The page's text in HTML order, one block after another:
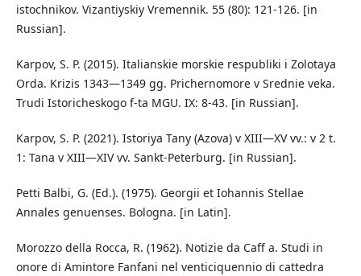
istochnikov. Vizantiyskiy Vremennik. 55 (80): 121-126. [in
Russian].
Karpov, S. P. (2015). Italianskie morskie respubliki i Zolotaya
Orda. Krizis 1343—1349 gg. Prichernomore v Srednie veka.
Trudi Istoricheskogo f-ta MGU. IX: 8-43. [in Russian].
Karpov, S. P. (2021). Istoriya Tany (Azova) v XIII—XV vv.: v 2 t.
1: Tana v XIII—XIV vv. Sankt-Peterburg. [in Russian].
Petti Balbi, G. (Ed.). (1975). Georgii et Iohannis Stellae
Annales genuenses. Bologna. [in Latin].
Morozzo della Rocca, R. (1962). Notizie da Caff a. Studi in
onore di Amintore Fanfani nel venticiquennio di cattedra